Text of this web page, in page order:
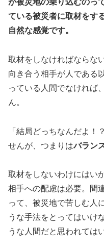
が被災地の乗り込むのっ
ている被災者に取材をす
自然な感覚です。
取材をしなければならな
向き合う相手が人である
っている人間でなければ
ん。
「結局どっちなんだよ！
せんが、つまりはバラン
取材をしないわけにはい
相手への配慮は必要。間
って、被災地で苦しむ人
うな手法をとってはいけ
うな人間だと思われては